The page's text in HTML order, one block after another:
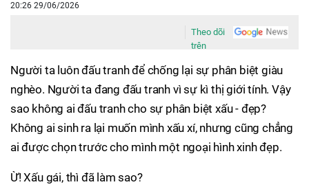
20:26 29/06/2026
Theo dõi
trên
Người ta luôn đấu tranh để chống lại sự phân biệt giàu
nghèo. Người ta đang đấu tranh vì sự kì thị giới tính. Vậy
sao không ai đấu tranh cho sự phân biệt xấu - đẹp?
Không ai sinh ra lại muốn mình xấu xí, nhưng cũng chẳng
ai được chọn trước cho mình một ngoại hình xinh đẹp.
Ừ! Xấu gái, thì đã làm sao?